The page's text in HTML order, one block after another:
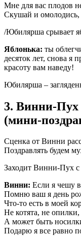
Мне для вас плодов
Скушай и омолодись,
/Юбилярша срывает
Яблонька: ты
десяток лет, снова я
красоту вам наведу!
Юбилярша –
3. Винни-
(мини-
Сценка от Винни
Поздравлять будем
Заходит Винни-Пух с
Винни: Если я чешу
Помню ваш я день
Что-то есть в моей
Не котята, не опилки,
А может быть
Подарю я все равно